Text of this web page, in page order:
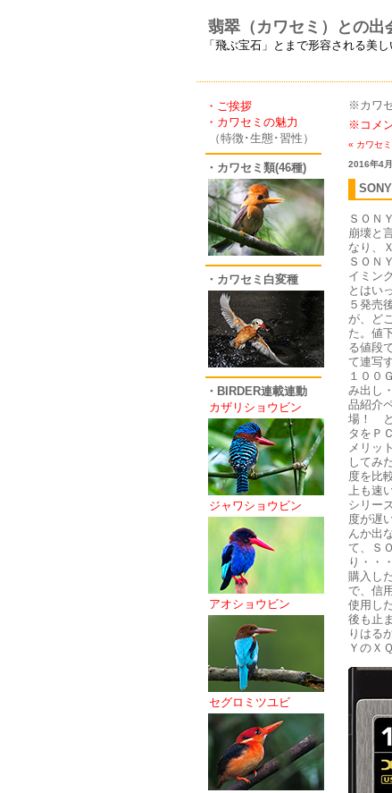
翡翠（カワセミ）との出
「飛ぶ宝石」とまで形容される美
・ご挨拶
・カワセミの魅力
（特徴･生態･習性）
・カワセミ類(46種)
・カワセミ白変種
・BIRDER連載連動
カザリショウビン
ジャワショウビン
アオショウビン
セグロミツユビ
※カワ
※コメ
« カワセ
2016年4
ＳＯＮ
崩壊と
なり、
ＳＯＮ
イミン
とはい
５発売
が、ど
た。値
る値段
て連写
１００
み出し
品紹介
場！ と
タをＰ
メリッ
してみ
度を比
上も速
シリー
度が遅
んか出
て、Ｓ
り・・
購入し
で、信
使用し
後も止
りはる
ＹのＸ